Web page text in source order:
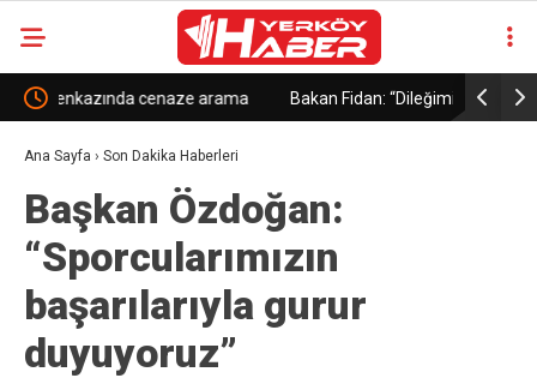
Bakan Fidan: “Dileğimiz, İran ve Amerika arasında bir
anlaşmaya tekrar dönülmesi”
Yayman:
Ana Sayfa › Son Dakika Haberleri
Başkan Özdoğan:
“Sporcularımızın
başarılarıyla gurur
duyuyoruz”